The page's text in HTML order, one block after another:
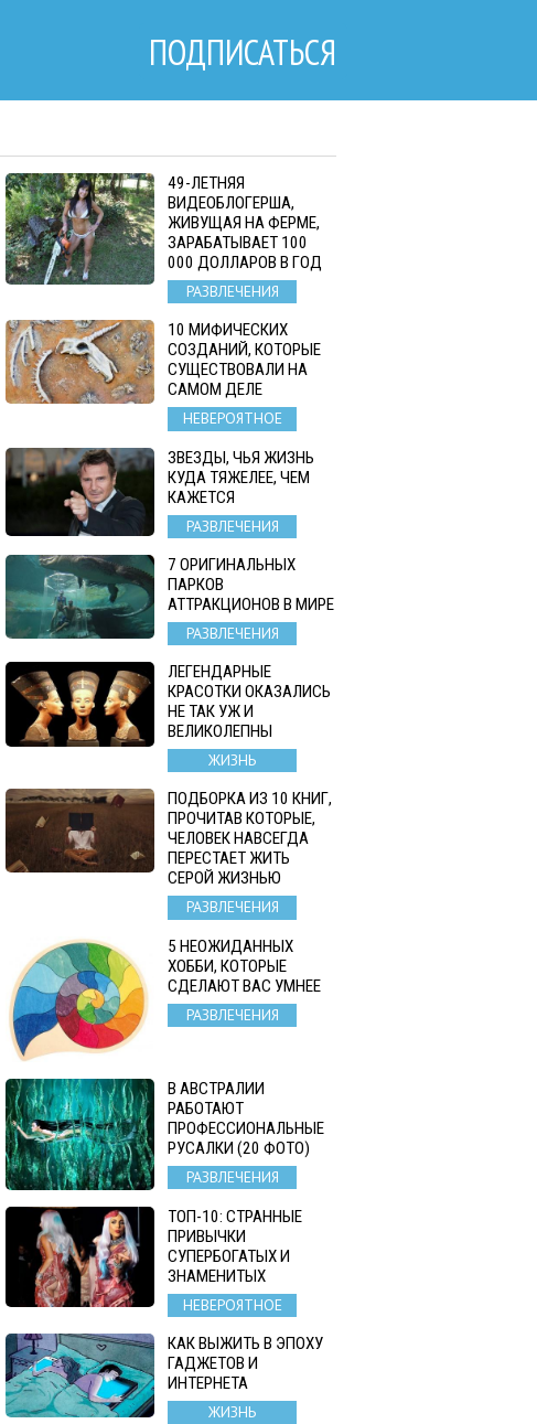
ПОДПИСАТЬСЯ
49-ЛЕТНЯЯ
ВИДЕОБЛОГЕРША,
ЖИВУЩАЯ НА ФЕРМЕ,
ЗАРАБАТЫВАЕТ 100
000 ДОЛЛАРОВ В ГОД
РАЗВЛЕЧЕНИЯ
10 МИФИЧЕСКИХ
СОЗДАНИЙ, КОТОРЫЕ
СУЩЕСТВОВАЛИ НА
САМОМ ДЕЛЕ
НЕВЕРОЯТНОЕ
ЗВЕЗДЫ, ЧЬЯ ЖИЗНЬ
КУДА ТЯЖЕЛЕЕ, ЧЕМ
КАЖЕТСЯ
РАЗВЛЕЧЕНИЯ
7 ОРИГИНАЛЬНЫХ
ПАРКОВ
АТТРАКЦИОНОВ В МИРЕ
РАЗВЛЕЧЕНИЯ
ЛЕГЕНДАРНЫЕ
КРАСОТКИ ОКАЗАЛИСЬ
НЕ ТАК УЖ И
ВЕЛИКОЛЕПНЫ
ЖИЗНЬ
ПОДБОРКА ИЗ 10 КНИГ,
ПРОЧИТАВ КОТОРЫЕ,
ЧЕЛОВЕК НАВСЕГДА
ПЕРЕСТАЕТ ЖИТЬ
СЕРОЙ ЖИЗНЬЮ
РАЗВЛЕЧЕНИЯ
5 НЕОЖИДАННЫХ
ХОББИ, КОТОРЫЕ
СДЕЛАЮТ ВАС УМНЕЕ
РАЗВЛЕЧЕНИЯ
В АВСТРАЛИИ
РАБОТАЮТ
ПРОФЕССИОНАЛЬНЫЕ
РУСАЛКИ (20 ФОТО)
РАЗВЛЕЧЕНИЯ
ТОП-10: СТРАННЫЕ
ПРИВЫЧКИ
СУПЕРБОГАТЫХ И
ЗНАМЕНИТЫХ
НЕВЕРОЯТНОЕ
КАК ВЫЖИТЬ В ЭПОХУ
ГАДЖЕТОВ И
ИНТЕРНЕТА
ЖИЗНЬ